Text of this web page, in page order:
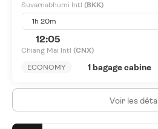
Suvarnabhumi Intl (BKK)
1h 20m
12:05
Chiang Mai Intl (CNX)
ECONOMY
1 bagage cabine
Voir les